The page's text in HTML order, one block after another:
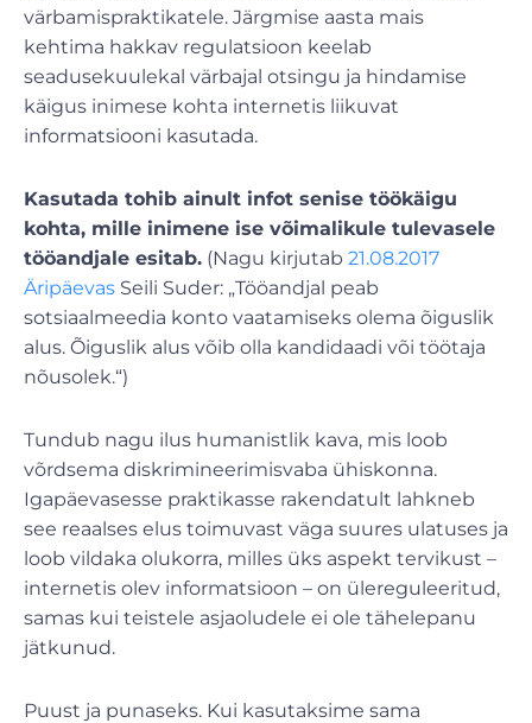
värbamispraktikatele. Järgmise aasta mais
kehtima hakkav regulatsioon keelab
seadusekuulekal värbajal otsingu ja hindamise
käigus inimese kohta internetis liikuvat
informatsiooni kasutada.
Kasutada tohib ainult infot senise töökäigu
kohta, mille inimene ise võimalikule tulevasele
tööandjale esitab. (Nagu kirjutab 21.08.2017
Äripäevas Seili Suder: „Tööandjal peab
sotsiaalmeedia konto vaatamiseks olema õiguslik
alus. Õiguslik alus võib olla kandidaadi või töötaja
nõusolek.“)
Tundub nagu ilus humanistlik kava, mis loob
võrdsema diskrimineerimisvaba ühiskonna.
Igapäevasesse praktikasse rakendatult lahkneb
see reaalses elus toimuvast väga suures ulatuses ja
loob vildaka olukorra, milles üks aspekt tervikust –
internetis olev informatsioon – on ülereguleeritud,
samas kui teistele asjaoludele ei ole tähelepanu
jätkunud.
Puust ja punaseks. Kui kasutaksime sama